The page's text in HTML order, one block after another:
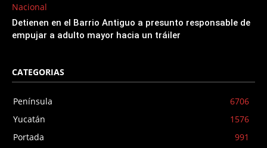
Nacional
Detienen en el Barrio Antiguo a presunto responsable de
empujar a adulto mayor hacia un tráiler
CATEGORIAS
Península
6706
Yucatán
1576
Portada
991